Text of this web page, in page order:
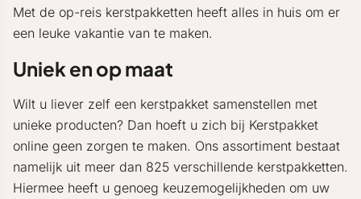
Met de op-reis kerstpakketten heeft alles in huis om er
een leuke vakantie van te maken.
Uniek en op maat
Wilt u liever zelf een kerstpakket samenstellen met
unieke producten? Dan hoeft u zich bij Kerstpakket
online geen zorgen te maken. Ons assortiment bestaat
namelijk uit meer dan 825 verschillende kerstpakketten.
Hiermee heeft u genoeg keuzemogelijkheden om uw